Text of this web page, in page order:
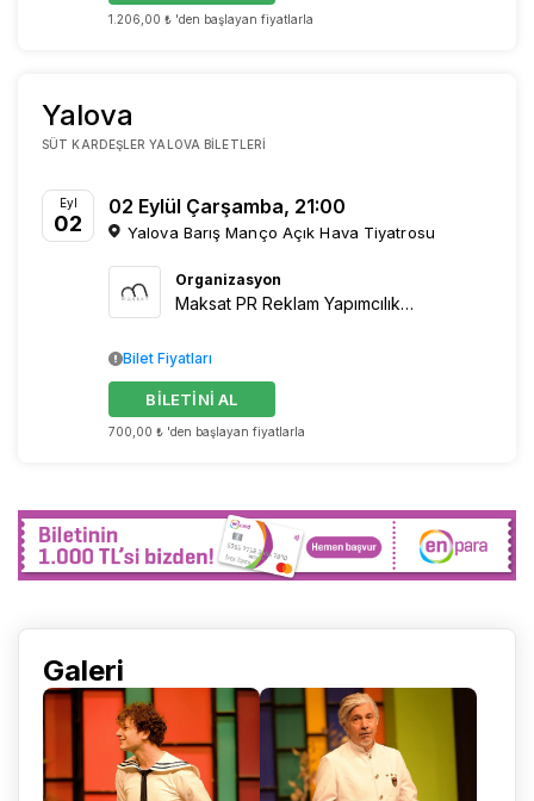
1.206,00 ₺ 'den başlayan fiyatlarla
Yalova
SÜT KARDEŞLER YALOVA BILETLERI
Eyl
02
02 Eylül Çarşamba, 21:00
Yalova Barış Manço Açık Hava Tiyatrosu
Organizasyon
Maksat PR Reklam Yapımcılık Organizasyon
700,00 ₺ 'den başlayan fiyatlarla
BİLETİNİ AL
Bilet Fiyatları
Galeri